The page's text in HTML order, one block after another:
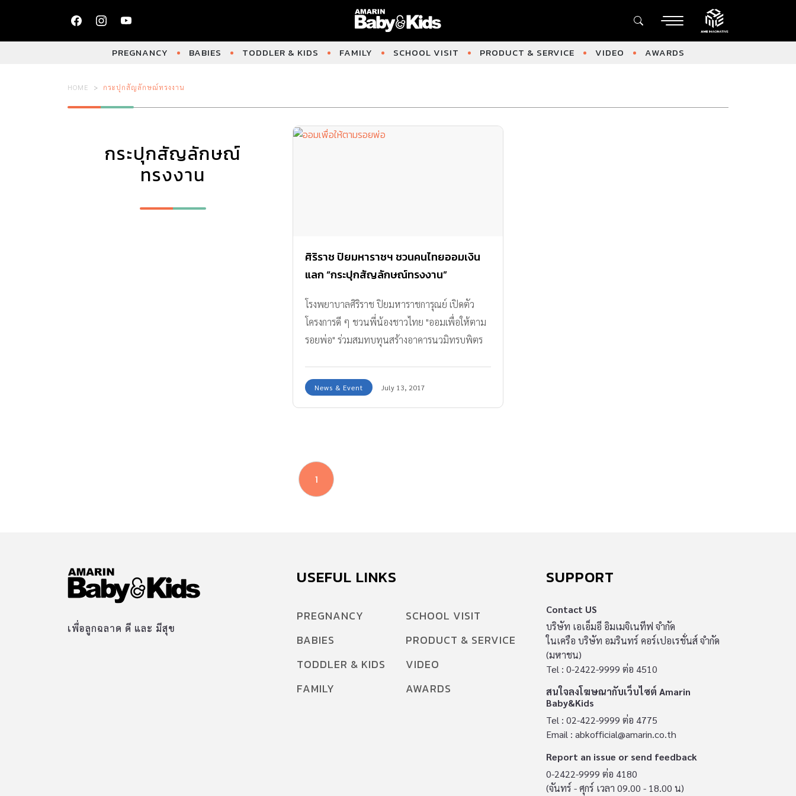
PREGNANCY BABIES TODDLER & KIDS FAMILY SCHOOL VISIT PRODUCT & SERVICE VIDEO AWARDS
HOME กระปุกสัญลักษณ์ทรงงาน
กระปุกสัญลักษณ์
ทรงงาน
ศิริราช ปิยมหาราชฯ ชวนคนไทยออมเงิน
แลก “กระปุกสัญลักษณ์ทรงงาน”
โรงพยาบาลศิริราช ปิยมหาราชการุณย์ เปิดตัว
โครงการดี ๆ ชวนพี่น้องชาวไทย "ออมเพื่อให้ตาม
รอยพ่อ" ร่วมสมทบทุนสร้างอาคารนวมิทรบพิตร
News & Event July 13, 2017
1
เพื่อลูกฉลาด ดี และ มีสุข
USEFUL LINKS
PREGNANCY
BABIES
TODDLER & KIDS
FAMILY
SCHOOL VISIT
PRODUCT & SERVICE
VIDEO
AWARDS
SUPPORT
Contact US
บริษัท เอเอ็มอี อิมเมจิเนทีฟ จำกัด
ในเครือ บริษัท อมรินทร์ คอร์เปอเรชั่นส์ จำกัด
(มหาชน)
Tel : 0-2422-9999 ต่อ 4510
สนใจลงโฆษณากับเว็บไซต์ Amarin
Baby&Kids
Tel : 02-422-9999 ต่อ 4775
Email : abkofficial@amarin.co.th
Report an issue or send feedback
0-2422-9999 ต่อ 4180
(จันทร์ - ศุกร์ เวลา 09.00 - 18.00 น)